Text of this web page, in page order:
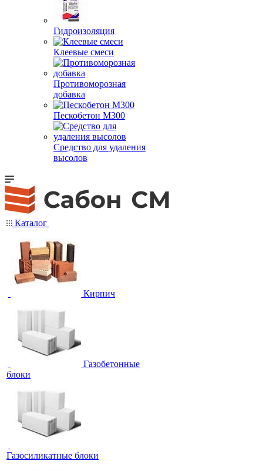
Гидроизоляция
Клеевые смеси
Противоморозная
добавка
Пескобетон М300
Средство для удаления
высолов
Каталог
Кирпич
Газобетонные
блоки
Газосиликатные блоки